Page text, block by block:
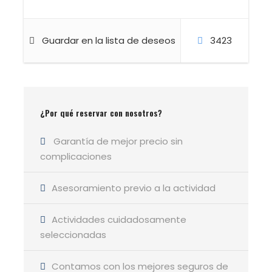
Guardar en la lista de deseos 3423
¿Por qué reservar con nosotros?
Garantía de mejor precio sin
complicaciones
Asesoramiento previo a la actividad
Actividades cuidadosamente
seleccionadas
Contamos con los mejores seguros de
Detalles de la excursión
Distancia: 20 km